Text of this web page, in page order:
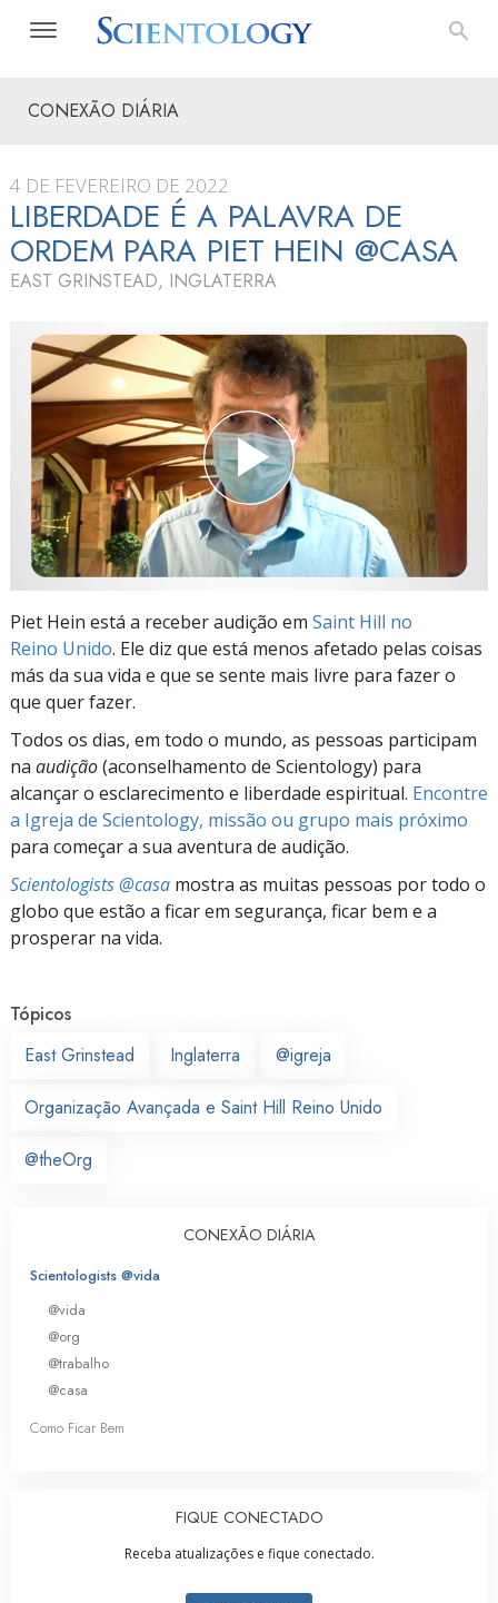
CONEXÃO DIÁRIA
4 DE FEVEREIRO DE 2022
LIBERDADE É A PALAVRA DE
ORDEM PARA PIET HEIN @CASA
EAST GRINSTEAD, INGLATERRA
Piet Hein está a receber audição em Saint Hill no
Reino Unido. Ele diz que está menos afetado pelas coisas
más da sua vida e que se sente mais livre para fazer o
que quer fazer.
Todos os dias, em todo o mundo, as pessoas participam
na audição(aconselhamento de Scientology) para
alcançar o esclarecimento e liberdade espiritual. Encontre
a Igreja de Scientology, missão ou grupo mais próximo
para começar a sua aventura de audição.
Scientologists @casa mostra as muitas pessoas por todo o
globo que estão a ficar em segurança, ficar bem e a
prosperar na vida.
Tópicos
East Grinstead
Inglaterra @igreja
Organização Avançada e Saint Hill Reino Unido
@theOrg
CONEXÃO DIÁRIA
Scientologists @vida
@vida
@org
@trabalho
@casa
Como Ficar Bem
FIQUE CONECTADO
Receba atualizações e fique conectado.